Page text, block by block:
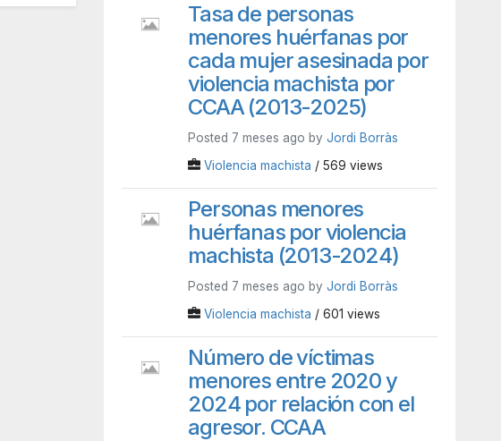
Tasa de personas
menores huérfanas por
cada mujer asesinada por
violencia machista por
CCAA (2013-2025)
Posted 7 meses ago byJordi Borràs
Violencia machista / 569 views
Personas menores
huérfanas por violencia
machista (2013-2024)
Posted 7 meses ago byJordi Borràs
Violencia machista / 601 views
Número de víctimas
menores entre 2020 y
2024 por relación con el
agresor. CCAA